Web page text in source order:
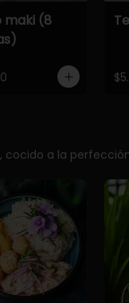
maki (8
cocido a la